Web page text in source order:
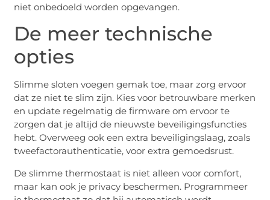
niet onbedoeld worden opgevangen.
De meer technische
opties
Slimme sloten voegen gemak toe, maar zorg ervoor
dat ze niet te slim zijn. Kies voor betrouwbare merken
en update regelmatig de firmware om ervoor te
zorgen dat je altijd de nieuwste beveiligingsfuncties
hebt. Overweeg ook een extra beveiligingslaag, zoals
tweefactorauthenticatie, voor extra gemoedsrust.
De slimme thermostaat is niet alleen voor comfort,
maar kan ook je privacy beschermen. Programmeer